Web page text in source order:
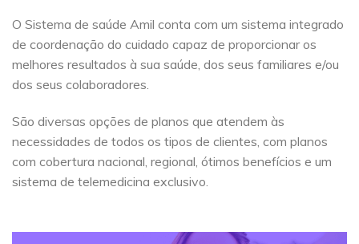
O Sistema de saúde Amil conta com um sistema integrado
de coordenação do cuidado capaz de proporcionar os
melhores resultados à sua saúde, dos seus familiares e/ou
dos seus colaboradores.
São diversas opções de planos que atendem às
necessidades de todos os tipos de clientes, com planos
com cobertura nacional, regional, ótimos benefícios e um
sistema de telemedicina exclusivo.